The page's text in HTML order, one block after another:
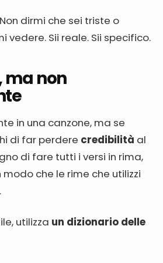
dirmi che sei triste o
vedere. Sii reale. Sii specifico.
ma non
in una canzone, ma se
di far perdere credibilità al
di fare tutti i versi in rima,
che le rime che utilizzi
utilizza un dizionario delle